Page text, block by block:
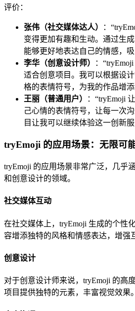
评价：
张伟（社交媒体达人）
：
变得更加有趣和生动。通过生
能够更好地表达自己的情感，
李华（创意设计师）
：
适合创意项目。我可以根据设
格的表情符号，为我的作品增
王丽（普通用户）
：“tryEmoji
己心情的表情符号，让每一次
目让我可以继续体验这一创新
tryEmoji 的应用场景：无限可
tryEmoji 的应用场景非常广泛，几乎
和创意设计的领域。
社交媒体互动
在社交媒体上，tryEmoji 生成的个性
容增添独特的风格和情感表达，增强
创意设计
对于创意设计师来说，tryEmoji 的高
项目提供独特的元素，丰富视觉效果。